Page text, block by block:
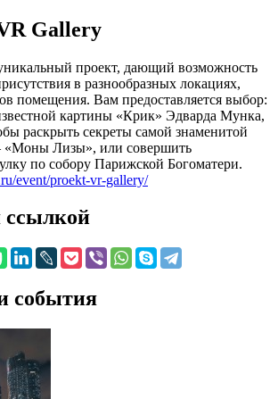
Gallery
проект, дающий возможность
в разнообразных локациях,
помещения. Вам предоставляется выбор:
картины «Крик» Эдварда Мунка,
раскрыть секреты самой знаменитой
Лизы», или совершить
по собору Парижской Богоматери.
event/proekt-vr-gallery/
ссылкой
события